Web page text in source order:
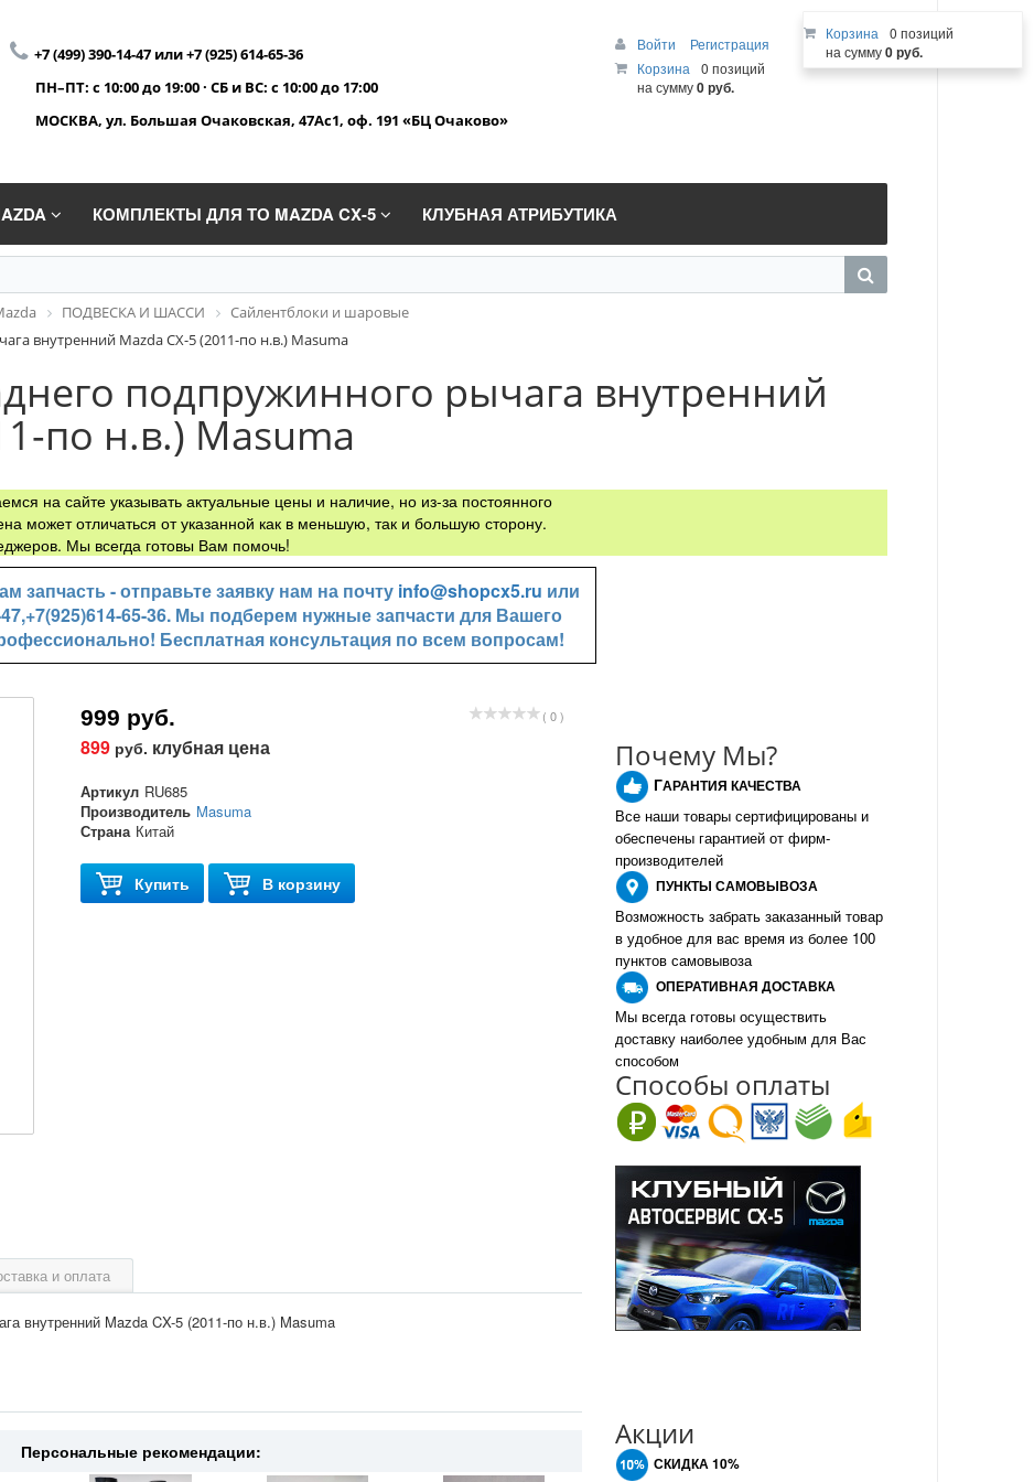
+7 (499) 390-14-47 или +7 (925) 614-65-36
ПН–ПТ: с 10:00 до 19:00 · СБ и ВС: с 10:00 до 17:00
МОСКВА, ул. Большая Очаковская, 47Ас1, оф. 191 «БЦ Очаково»
Войти
Регистрация
Корзина
0 позиций
на сумму0 руб.
КОМПЛЕКТЫ ДЛЯ ТО MAZDA CX-5 КЛУБНАЯ АТРИБУТИКА
ПОДВЕСКА И ШАССИ
Сайлентблоки и шаровые
внутренний Mazda CX-5 (2011-по н.в.) Masuma
подпружинного рычага внутренний
по н.в.) Masuma
на сайте указывать актуальные цены и наличие, но из-за постоянного
может отличаться от указанной как в меньшую, так и большую сторону.
Мы всегда готовы Вам помочь!
- отправьте заявку нам на почту info@shopcx5.ru или
65-36. Мы подберем нужные запчасти для Вашего
Бесплатная консультация по всем вопросам!
( 0 )
999 руб.
899 руб. клубная цена
Артикул RU685
Производитель Masuma
Страна Китай
Купить В корзину
и оплата
внутренний Mazda CX-5 (2011-по н.в.) Masuma
Персональные рекомендации:
Почему Мы?
ГАРАНТИЯ КАЧЕСТВА
Все наши товары сертифицированы и
обеспечены гарантией от фирм-
производителей
ПУНКТЫ САМОВЫВОЗА
Возможность забрать заказанный товар
в удобное для вас время из более 100
пунктов самовывоза
ОПЕРАТИВНАЯ ДОСТАВКА
Мы всегда готовы осуществить
доставку наиболее удобным для Вас
способом
Способы оплаты
Корзина
0 позиций
на сумму0 руб.
Акции
СКИДКА 10%